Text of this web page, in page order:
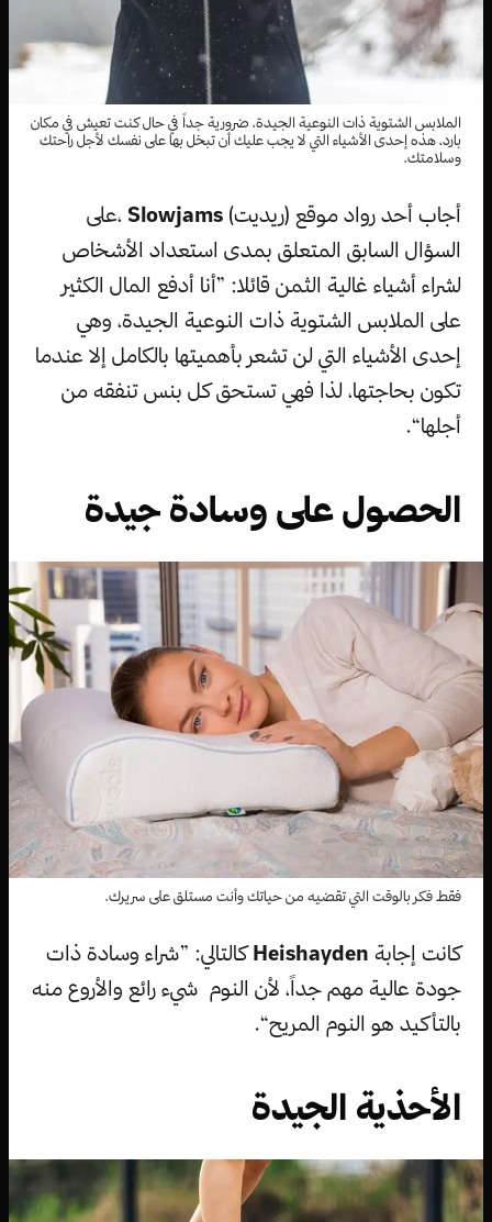
الملابس الشتوية ذات النوعية الجيدة، ضرورية جداً في حال كنت تعيش في مكان
بارد، هذه إحدى الأشياء التي لا يجب عليك أن تبخل بها على نفسك لأجل راحتك
وسلامتك.
أجاب أحد رواد موقع (ريديت) Slowjams ،على
السؤال السابق المتعلق بمدى استعداد الأشخاص
لشراء أشياء غالية الثمن قائلا: ”أنا أدفع المال الكثير
على الملابس الشتوية ذات النوعية الجيدة، وهي
إحدى الأشياء التي لن تشعر بأهميتها بالكامل إلا عندما
تكون بحاجتها، لذا فهي تستحق كل بنس تنفقه من
أجلها“.
الحصول على وسادة جيدة
فقط فكر بالوقت التي تقضيه من حياتك وأنت مستلق على سريرك.
كانت إجابة Heishaydenكالتالي: ”شراء وسادة ذات
جودة عالية مهم جداً، لأن النوم شيء رائع والأروع منه
بالتأكيد هو النوم المريح“.
الأحذية الجيدة